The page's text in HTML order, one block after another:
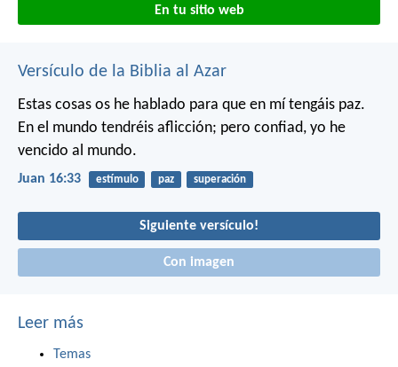
En tu sitio web
Versículo de la Biblia al Azar
Estas cosas os he hablado para que en mí tengáis paz.
En el mundo tendréis aflicción; pero confiad, yo he
vencido al mundo.
Juan 16:33 estímulo paz superación
Siguiente versículo!
Con imagen
Leer más
Temas